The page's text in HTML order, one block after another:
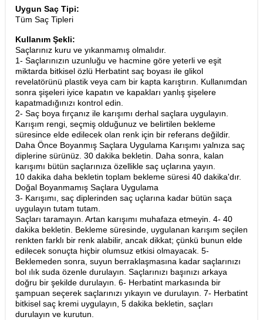
Uygun Saç Tipi:
Tüm Saç Tipleri
Kullanım Şekli:
Saçlarınız kuru ve yıkanmamış olmalıdır.
1- Saçlarınızın uzunluğu ve hacmine göre yeterli ve eşit
miktarda bitkisel özlü Herbatint saç boyası ile glikol
revelatörünü plastik veya cam bir kapta karıştırın. Kullanımdan
sonra şişeleri iyice kapatın ve kapakları yanlış şişelere
kapatmadığınızı kontrol edin.
2- Saç boya fırçanız ile karışımı derhal saçlara uygulayın.
Karışım rengi, seçmiş olduğunuz ve belirtilen bekleme
süresince elde edilecek olan renk için bir referans değildir.
Daha Önce Boyanmış Saçlara Uygulama Karışımı yalnıza saç
diplerine sürünüz. 30 dakika bekletin. Daha sonra, kalan
karışımı bütün saçlarınıza özellikle saç uçlarına yayın.
10 dakika daha bekletin toplam bekleme süresi 40 dakika'dır.
Doğal Boyanmamış Saçlara Uygulama
3- Karışımı, saç diplerinden saç uçlarına kadar bütün saça
uygulayın tutam tutam.
Saçları taramayın. Artan karışımı muhafaza etmeyin. 4- 40
dakika bekletin. Bekleme süresinde, uygulanan karışım seçilen
renkten farklı bir renk alabilir, ancak dikkat; çünkü bunun elde
edilecek sonuçta hiçbir olumsuz etkisi olmayacak. 5-
Beklemeden sonra, suyun berraklaşmasına kadar saçlarınızı
bol ılık suda özenle durulayın. Saçlarınızı başınızı arkaya
doğru bir şekilde durulayın. 6- Herbatint markasında bir
şampuan seçerek saçlarınızı yıkayın ve durulayın. 7- Herbatint
bitkisel saç kremi uygulayın, 5 dakika bekletin, saçları
durulayın ve kurutun.